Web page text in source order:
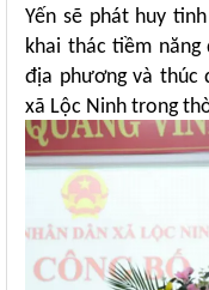
Yến sẽ phát huy
khai thác tiềm
địa phương và thúc
xã Lộc Ninh trong